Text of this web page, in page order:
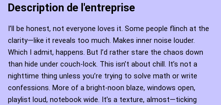
Description de l'entreprise
I’ll be honest, not everyone loves it. Some people flinch at the
clarity—like it reveals too much. Makes inner noise louder.
Which I admit, happens. But I’d rather stare the chaos down
than hide under couch-lock. This isn’t about chill. It’s not a
nighttime thing unless you’re trying to solve math or write
confessions. More of a bright-noon blaze, windows open,
playlist loud, notebook wide. It’s a texture, almost—ticking